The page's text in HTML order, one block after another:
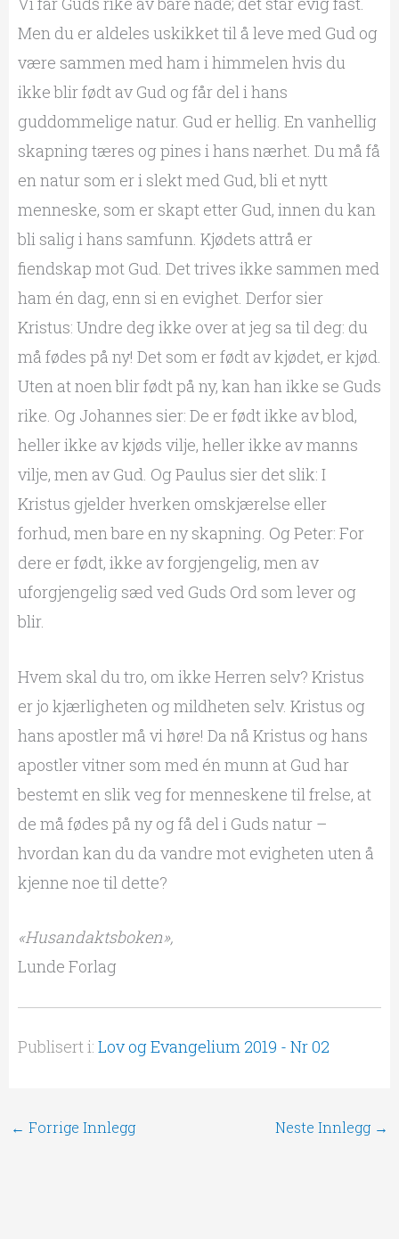
Men du er aldeles uskikket til å leve med Gud og
være sammen med ham i himmelen hvis du
ikke blir født av Gud og får del i hans
guddommelige natur. Gud er hellig. En vanhellig
skapning tæres og pines i hans nærhet. Du må få
en natur som er i slekt med Gud, bli et nytt
menneske, som er skapt etter Gud, innen du kan
bli salig i hans samfunn. Kjødets attrå er
fiendskap mot Gud. Det trives ikke sammen med
ham én dag, enn si en evighet. Derfor sier
Kristus: Undre deg ikke over at jeg sa til deg: du
må fødes på ny! Det som er født av kjødet, er kjød.
Uten at noen blir født på ny, kan han ikke se Guds
rike. Og Johannes sier: De er født ikke av blod,
heller ikke av kjøds vilje, heller ikke av manns
vilje, men av Gud. Og Paulus sier det slik: I
Kristus gjelder hverken omskjærelse eller
forhud, men bare en ny skapning. Og Peter: For
dere er født, ikke av forgjengelig, men av
uforgjengelig sæd ved Guds Ord som lever og
blir.
Hvem skal du tro, om ikke Herren selv? Kristus
er jo kjærligheten og mildheten selv. Kristus og
hans apostler må vi høre! Da nå Kristus og hans
apostler vitner som med én munn at Gud har
bestemt en slik veg for menneskene til frelse, at
de må fødes på ny og få del i Guds natur –
hvordan kan du da vandre mot evigheten uten å
kjenne noe til dette?
«Husandaktsboken»,
Lunde Forlag
Publisert i: Lov og Evangelium 2019 - Nr 02
← Forrige Innlegg Neste Innlegg →